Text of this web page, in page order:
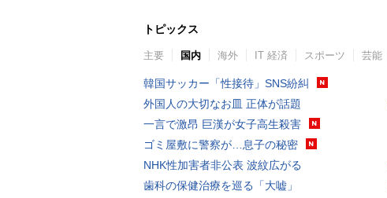
トピックス
主要 国内 海外 IT 経済 スポーツ 芸能
韓国サッカー「性接待」SNS紛糾
外国人の大切なお皿 正体が話題
一言で激昂 巨漢が女子高生殺害
ゴミ屋敷に警察が…息子の秘密
NHK性加害者非公表 波紋広がる
歯科の保健治療を巡る「大嘘」